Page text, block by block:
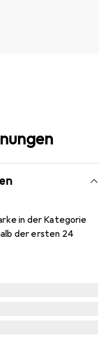
in der Kategorie
der ersten 24